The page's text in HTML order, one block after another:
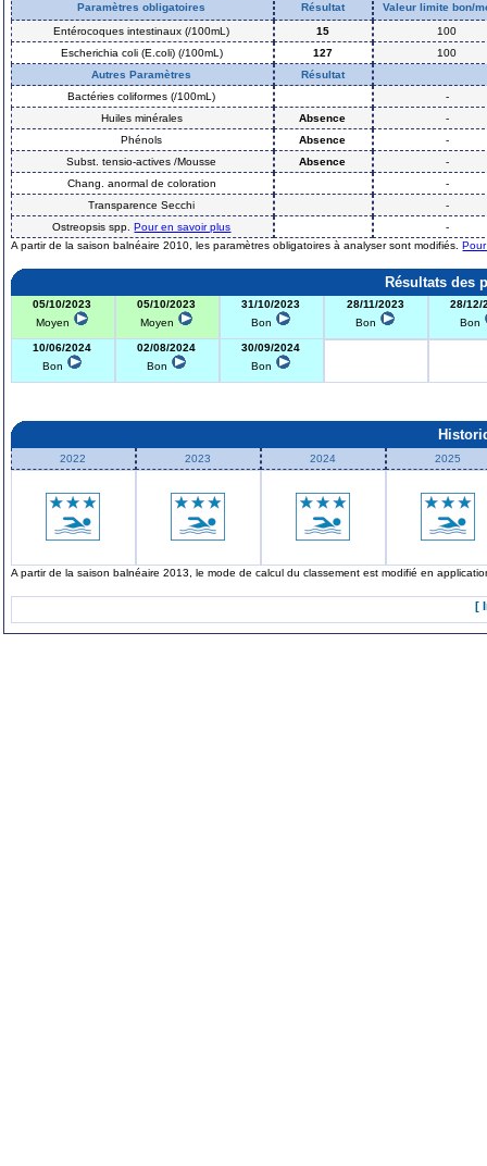
Paramètres obligatoires Résultat
Valeur limite bon/
Entérocoques intestinaux (/100mL)
15
100
Escherichia coli (E.coli) (/100mL)
127
100
Autres Paramètres
Résultat
Bactéries coliformes (/100mL)
-
Huiles minérales
Absence
-
Phénols
Absence
-
Subst. tensio-actives /Mousse
Absence
-
Chang. anormal de coloration
-
Transparence Secchi
-
Ostreopsis spp.Pour en savoir plus
-
A partir de la saison balnéaire 2010, les paramètres obligatoires à analyser sont modifiés.
Résultats des
05/10/2023
Moyen
05/10/2023
Moyen
31/10/2023
Bon
28/11/2023
Bon
28/12/
Bon
10/06/2024
Bon
02/08/2024
Bon
30/09/2024
Bon
2022 2023 2024 2025
A partir de la saison balnéaire 2013, le mode de calcul du classement est modifié en
[